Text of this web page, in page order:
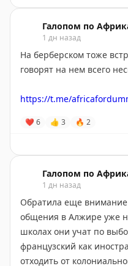
Пушкин в Африке»
для всех, кто хотел
Чёрного континента, но
Галопом по
1 дн назад
На берберском тоже
говорят на нем всего
https://t.me/
❤ 6 👍 3 🔥 2
Галопом по
1 дн назад
Обратила еще внимание
общения в Алжире уже
школах они учат по
французский как
отходить от